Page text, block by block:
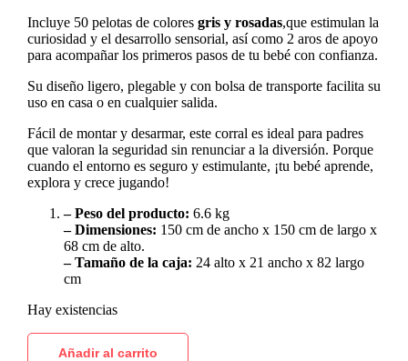
Incluye 50 pelotas de colores gris y rosadas,que estimulan la
curiosidad y el desarrollo sensorial, así como 2 aros de apoyo
para acompañar los primeros pasos de tu bebé con confianza.
Su diseño ligero, plegable y con bolsa de transporte facilita su
uso en casa o en cualquier salida.
Fácil de montar y desarmar, este corral es ideal para padres
que valoran la seguridad sin renunciar a la diversión. Porque
cuando el entorno es seguro y estimulante, ¡tu bebé aprende,
explora y crece jugando!
– Peso del producto: 6.6 kg
– Dimensiones: 150 cm de ancho x 150 cm de largo x
68 cm de alto.
– Tamaño de la caja: 24 alto x 21 ancho x 82 largo
cm
Hay existencias
Añadir al carrito